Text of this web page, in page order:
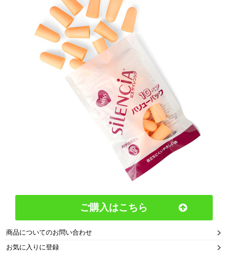
ご購入はこちら
商品についてのお問い合わせ
お気に入りに登録